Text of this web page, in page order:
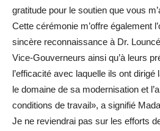
gratitude pour le soutien que vous
Cette cérémonie m’offre également
sincère reconnaissance à Dr.
Vice-Gouverneurs ainsi qu’à leurs
l’efficacité avec laquelle ils ont
le domaine de sa modernisation et
conditions de travail», a signifié
Je ne reviendrai pas sur les efforts